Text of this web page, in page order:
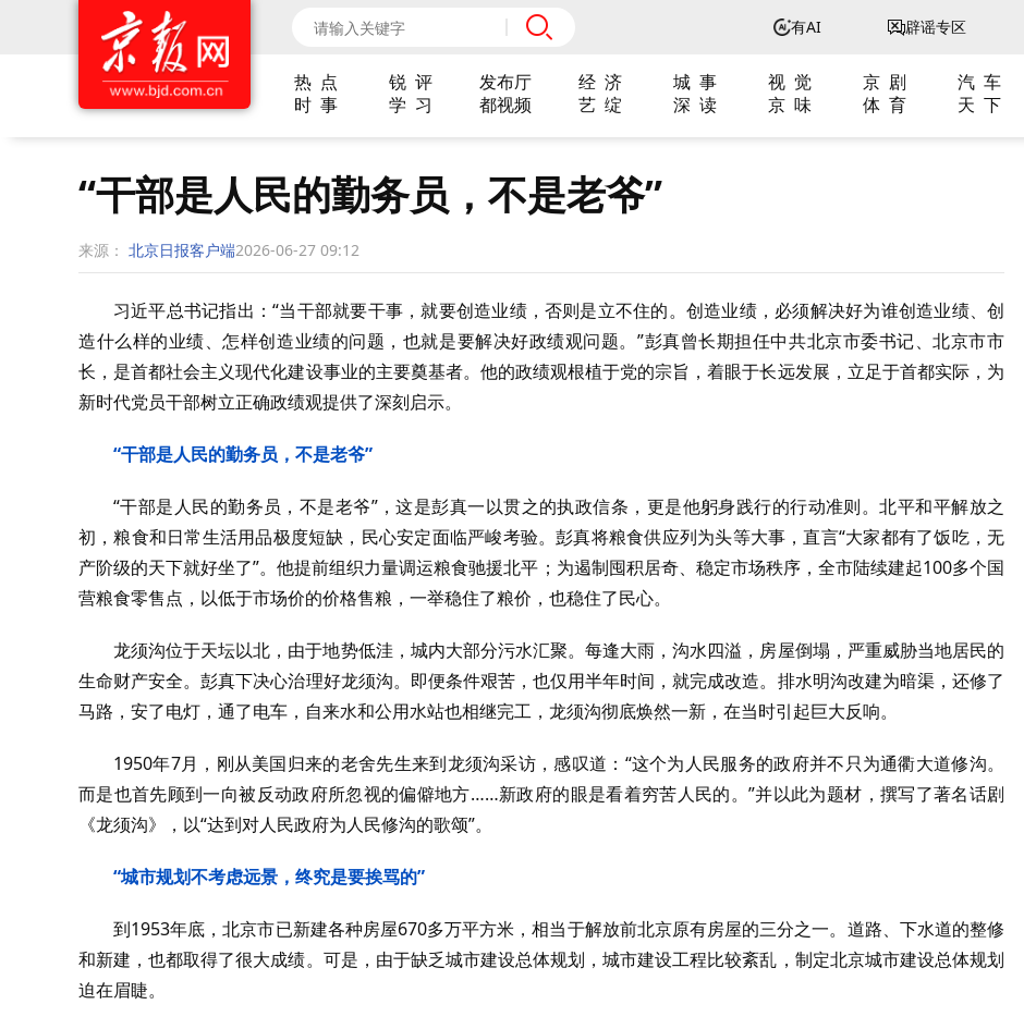
有AI 辟谣专区
热 点 锐 评 发布厅 经 济 城 事 视 觉 京 剧 汽 车
时 事
学 习 都视频 艺 绽 深 读 京 味 体 育 天 下
“干部是人民的勤务员，不是老爷”
来源： 北京日报客户端2026-06-27 09:12
习近平总书记指出：“当干部就要干事，就要创造业绩，否则是立不住的。创造业绩，必须解决好为谁创造业绩、创
造什么样的业绩、怎样创造业绩的问题，也就是要解决好政绩观问题。”彭真曾长期担任中共北京市委书记、北京市市
长，是首都社会主义现代化建设事业的主要奠基者。他的政绩观根植于党的宗旨，着眼于长远发展，立足于首都实际，为
新时代党员干部树立正确政绩观提供了深刻启示。
“干部是人民的勤务员，不是老爷”
“干部是人民的勤务员，不是老爷”，这是彭真一以贯之的执政信条，更是他躬身践行的行动准则。北平和平解放之
初，粮食和日常生活用品极度短缺，民心安定面临严峻考验。彭真将粮食供应列为头等大事，直言“大家都有了饭吃，无
产阶级的天下就好坐了”。他提前组织力量调运粮食驰援北平；为遏制囤积居奇、稳定市场秩序，全市陆续建起100多个国
营粮食零售点，以低于市场价的价格售粮，一举稳住了粮价，也稳住了民心。
龙须沟位于天坛以北，由于地势低洼，城内大部分污水汇聚。每逢大雨，沟水四溢，房屋倒塌，严重威胁当地居民的
生命财产安全。彭真下决心治理好龙须沟。即便条件艰苦，也仅用半年时间，就完成改造。排水明沟改建为暗渠，还修了
马路，安了电灯，通了电车，自来水和公用水站也相继完工，龙须沟彻底焕然一新，在当时引起巨大反响。
1950年7月，刚从美国归来的老舍先生来到龙须沟采访，感叹道：“这个为人民服务的政府并不只为通衢大道修沟。
而是也首先顾到一向被反动政府所忽视的偏僻地方……新政府的眼是看着穷苦人民的。”并以此为题材，撰写了著名话剧
《龙须沟》，以“达到对人民政府为人民修沟的歌颂”。
“城市规划不考虑远景，终究是要挨骂的”
到1953年底，北京市已新建各种房屋670多万平方米，相当于解放前北京原有房屋的三分之一。道路、下水道的整修
和新建，也都取得了很大成绩。可是，由于缺乏城市建设总体规划，城市建设工程比较紊乱，制定北京城市建设总体规划
迫在眉睫。